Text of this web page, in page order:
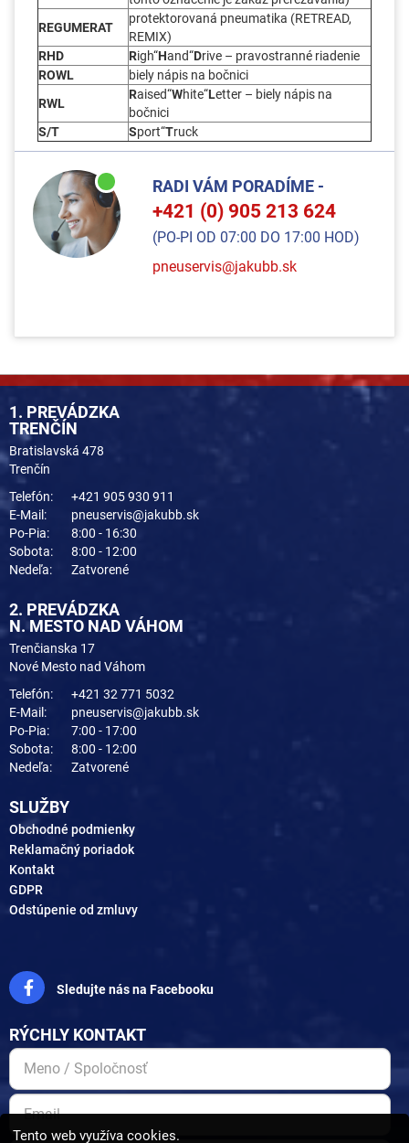
REGUMERAT
protektorovaná pneumatika (RETREAD,
REMIX)
RHD
Righ“Hand“Drive – pravostranné riadenie
ROWL
biely nápis na bočnici
RWL
Raised“White“Letter – biely nápis na
bočnici
S/T
Sport“Truck
RADI VÁM PORADÍME -
+421 (0) 905 213 624
(PO-PI OD 07:00 DO 17:00 HOD)
pneuservis@jakubb.sk
1. PREVÁDZKA
TRENČÍN
Bratislavská 478
Trenčín
Telefón:
+421 905 930 911
E-Mail:
pneuservis@jakubb.sk
Po-Pia:
8:00 - 16:30
Sobota:
8:00 - 12:00
Nedeľa:
Zatvorené
2. PREVÁDZKA
N. MESTO NAD VÁHOM
Trenčianska 17
Nové Mesto nad Váhom
Telefón:
+421 32 771 5032
E-Mail:
pneuservis@jakubb.sk
Po-Pia:
7:00 - 17:00
Sobota:
8:00 - 12:00
Nedeľa:
Zatvorené
SLUŽBY
Obchodné podmienky
Reklamačný poriadok
Kontakt
GDPR
Odstúpenie od zmluvy
Sledujte nás na Facebooku
RÝCHLY KONTAKT
Tento web využíva cookies.